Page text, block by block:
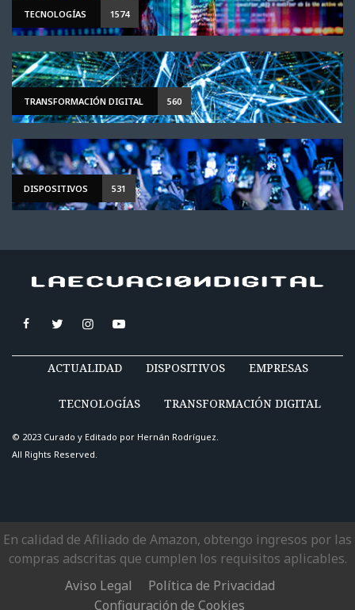
TECNOLOGÍAS 1574
TRANSFORMACIÓN DIGITAL 560
DISPOSITIVOS 531
ACTUALIDAD DISPOSITIVOS EMPRESAS
TECNOLOGÍAS TRANSFORMACIÓN DIGITAL
© 2023 Curado y Editado por Hernán Rodríguez.
All Rights Reserved.
En calidad de Afiliado de Amazon, obtengo ingresos por las
compras adscritas que cumplen los requisitos aplicables.
Aviso Legal
Política de Privacidad
Configuración de Cookies